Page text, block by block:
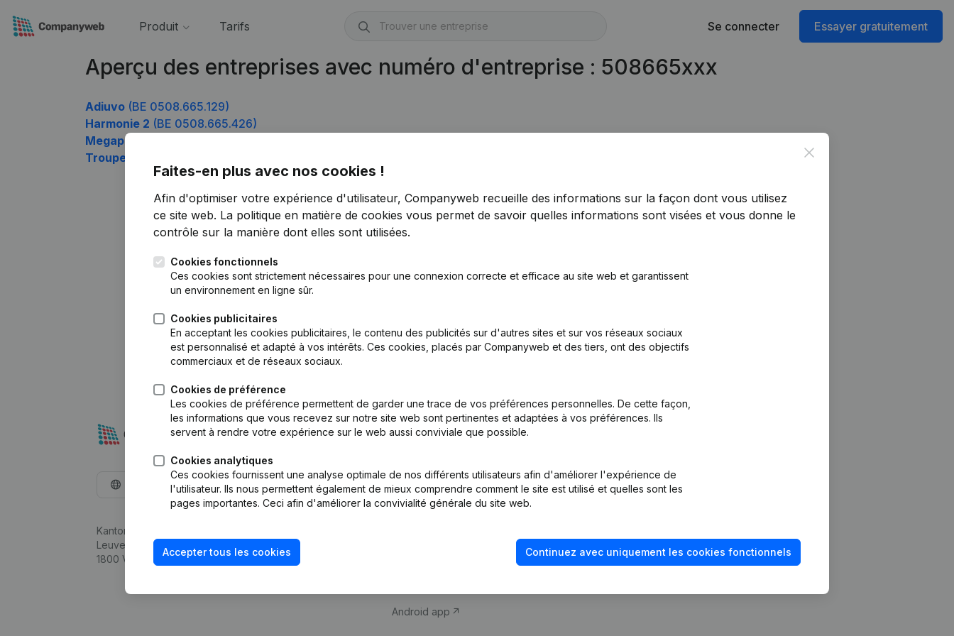
Produit Tarifs Se connecter Essayer gratuitement
Aperçu des entreprises avec numéro d'entreprise : 508665xxx
Adiuvo (BE 0508.665.129)
Harmonie 2 (BE 0508.665.426)
Megapool
Troupe Théâtrale Mine & Rire asbl
Close
Faites-en plus avec nos cookies !
Afin d'optimiser votre expérience d'utilisateur, Companyweb recueille des informations sur la façon dont vous utilisez
ce site web. La politique en matière de cookies vous permet de savoir quelles informations sont visées et vous donne le
contrôle sur la manière dont elles sont utilisées.
Cookies fonctionnels
Ces cookies sont strictement nécessaires pour une connexion correcte et efficace au site web et garantissent
un environnement en ligne sûr.
Cookies publicitaires
En acceptant les cookies publicitaires, le contenu des publicités sur d'autres sites et sur vos réseaux sociaux
est personnalisé et adapté à vos intérêts. Ces cookies, placés par Companyweb et des tiers, ont des objectifs
commerciaux et de réseaux sociaux.
Cookies de préférence
Les cookies de préférence permettent de garder une trace de vos préférences personnelles. De cette façon,
les informations que vous recevez sur notre site web sont pertinentes et adaptées à vos préférences. Ils
servent à rendre votre expérience sur le web aussi conviviale que possible.
Cookies analytiques
Ces cookies fournissent une analyse optimale de nos différents utilisateurs afin d'améliorer l'expérience de
l'utilisateur. Ils nous permettent également de mieux comprendre comment le site est utilisé et quelles sont les
pages importantes. Ceci afin d'améliorer la convivialité générale du site web.
Accepter tous les cookies Continuez avec uniquement les cookies fonctionnels
Français
Kantorenpark Everest
Leuvensesteenweg 248D,
1800 Vilvoorde
Produit
d’entreprise
Monitoring
Android app
fraude
Consulter des comptes annuels
Vérification de la solvabilité